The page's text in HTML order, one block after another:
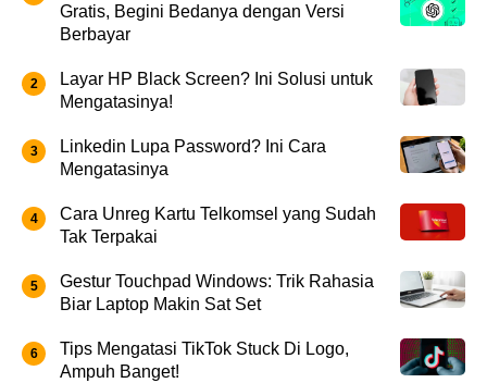
Gratis, Begini Bedanya dengan Versi
Berbayar
Layar HP Black Screen? Ini Solusi untuk
Mengatasinya!
Linkedin Lupa Password? Ini Cara
Mengatasinya
Cara Unreg Kartu Telkomsel yang Sudah
Tak Terpakai
Gestur Touchpad Windows: Trik Rahasia
Biar Laptop Makin Sat Set
Tips Mengatasi TikTok Stuck Di Logo,
Ampuh Banget!